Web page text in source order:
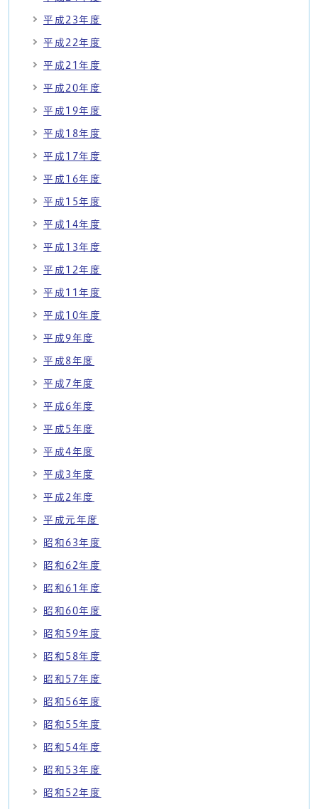
平成23年度
平成22年度
平成21年度
平成20年度
平成19年度
平成18年度
平成17年度
平成16年度
平成15年度
平成14年度
平成13年度
平成12年度
平成11年度
平成10年度
平成9年度
平成8年度
平成7年度
平成6年度
平成5年度
平成4年度
平成3年度
平成2年度
平成元年度
昭和63年度
昭和62年度
昭和61年度
昭和60年度
昭和59年度
昭和58年度
昭和57年度
昭和56年度
昭和55年度
昭和54年度
昭和53年度
昭和52年度